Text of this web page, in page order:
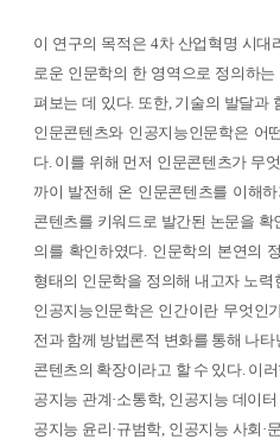
이 연구의 목적은 4차 산업혁명 시대
로운 인문학의 한 영역으로 정의하
펴보는 데 있다. 또한, 기술의 발달과
인문콘텐츠와 인공지능인문학은 어
다. 이를 위해 먼저 인문콘텐츠가 무
까이 발전해 온 인문콘텐츠를 이해
콘텐츠를 키워드로 발간된 논문을
의를 확인하였다. 인문학의 본연의
형태의 인문학을 정의해 내고자 노
인공지능인문학은 인간이란 무엇인
전과 함께 방법론적 변화를 통해 나
콘텐츠의 확장이라고 할 수 있다. 이
공지능 관계·소통학, 인공지능 데이
공지능 윤리·규범학, 인공지능 사회·